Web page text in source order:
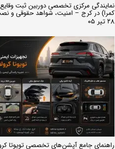
نمایندگی مرکزی تخصصی دوربین ثبت
کمرا) در کرج – امنیت، شواهد حقوقی و
۲۸ تیر ۰۵
راهنمای جامع آپشن‌های تخصصی تویوتا